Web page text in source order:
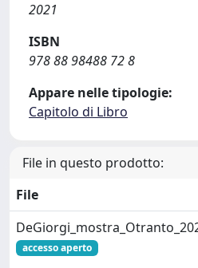
2021
ISBN
978 88 98488 72 8
Appare nelle tipologie:
Capitolo di Libro
File in questo prodotto:
File
accesso aperto